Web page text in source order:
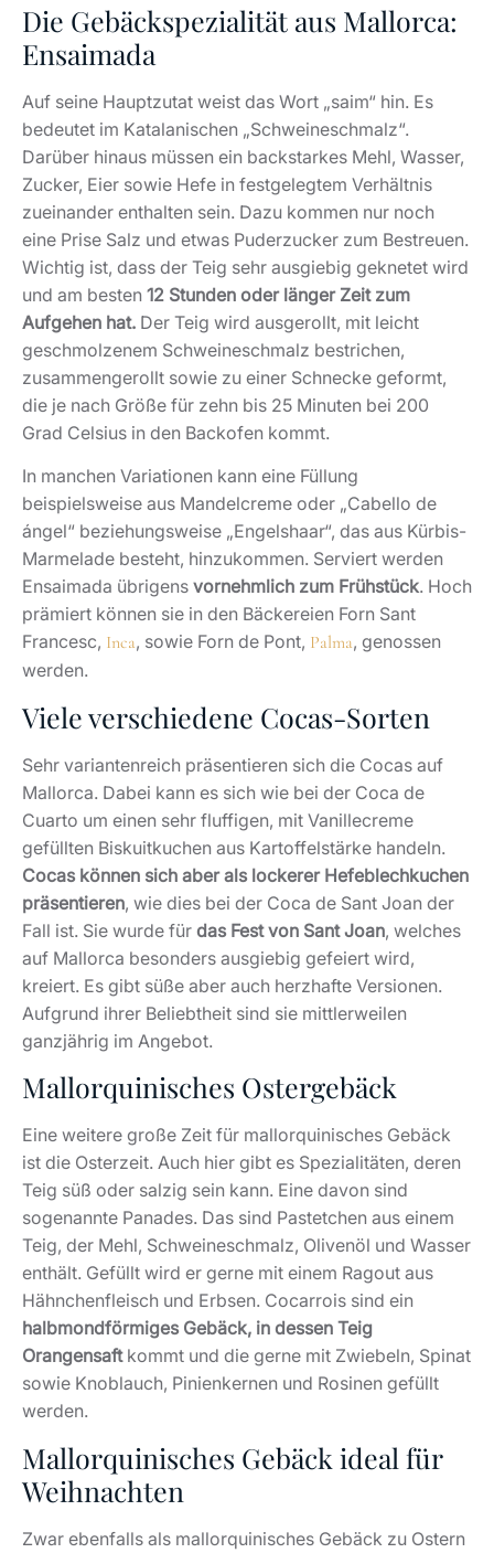
Die Gebäckspezialität aus Mallorca:
Ensaimada
Auf seine Hauptzutat weist das Wort „saim“ hin. Es
bedeutet im Katalanischen „Schweineschmalz“.
Darüber hinaus müssen ein backstarkes Mehl, Wasser,
Zucker, Eier sowie Hefe in festgelegtem Verhältnis
zueinander enthalten sein. Dazu kommen nur noch
eine Prise Salz und etwas Puderzucker zum Bestreuen.
Wichtig ist, dass der Teig sehr ausgiebig geknetet wird
und am besten 12 Stunden oder länger Zeit zum
Aufgehen hat. Der Teig wird ausgerollt, mit leicht
geschmolzenem Schweineschmalz bestrichen,
zusammengerollt sowie zu einer Schnecke geformt,
die je nach Größe für zehn bis 25 Minuten bei 200
Grad Celsius in den Backofen kommt.
In manchen Variationen kann eine Füllung
beispielsweise aus Mandelcreme oder „Cabello de
ángel“ beziehungsweise „Engelshaar“, das aus Kürbis-
Marmelade besteht, hinzukommen. Serviert werden
Ensaimada übrigens vornehmlich zum Frühstück. Hoch
prämiert können sie in den Bäckereien Forn Sant
Francesc, Inca, sowie Forn de Pont, Palma, genossen
werden.
Viele verschiedene Cocas-Sorten
Sehr variantenreich präsentieren sich die Cocas auf
Mallorca. Dabei kann es sich wie bei der Coca de
Cuarto um einen sehr fluffigen, mit Vanillecreme
gefüllten Biskuitkuchen aus Kartoffelstärke handeln.
Cocas können sich aber als lockerer Hefeblechkuchen
präsentieren, wie dies bei der Coca de Sant Joan der
Fall ist. Sie wurde für das Fest von Sant Joan, welches
auf Mallorca besonders ausgiebig gefeiert wird,
kreiert. Es gibt süße aber auch herzhafte Versionen.
Aufgrund ihrer Beliebtheit sind sie mittlerweilen
ganzjährig im Angebot.
Mallorquinisches Ostergebäck
Eine weitere große Zeit für mallorquinisches Gebäck
ist die Osterzeit. Auch hier gibt es Spezialitäten, deren
Teig süß oder salzig sein kann. Eine davon sind
sogenannte Panades. Das sind Pastetchen aus einem
Teig, der Mehl, Schweineschmalz, Olivenöl und Wasser
enthält. Gefüllt wird er gerne mit einem Ragout aus
Hähnchenfleisch und Erbsen. Cocarrois sind ein
halbmondförmiges Gebäck, in dessen Teig
Orangensaftkommt und die gerne mit Zwiebeln, Spinat
sowie Knoblauch, Pinienkernen und Rosinen gefüllt
werden.
Mallorquinisches Gebäck ideal für
Weihnachten
Zwar ebenfalls als mallorquinisches Gebäck zu Ostern